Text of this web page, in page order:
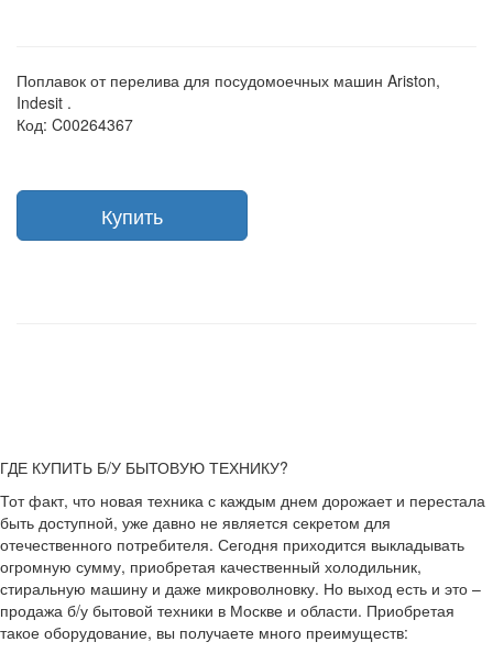
Поплавок от перелива для посудомоечных машин Ariston,
Indesit .
Код: C00264367
ГДЕ КУПИТЬ Б/У БЫТОВУЮ ТЕХНИКУ?
Тот факт, что новая техника с каждым днем дорожает и перестала
быть доступной, уже давно не является секретом для
отечественного потребителя. Сегодня приходится выкладывать
огромную сумму, приобретая качественный холодильник,
стиральную машину и даже микроволновку. Но выход есть и это –
продажа б/у бытовой техники в Москве и области. Приобретая
такое оборудование, вы получаете много преимуществ: